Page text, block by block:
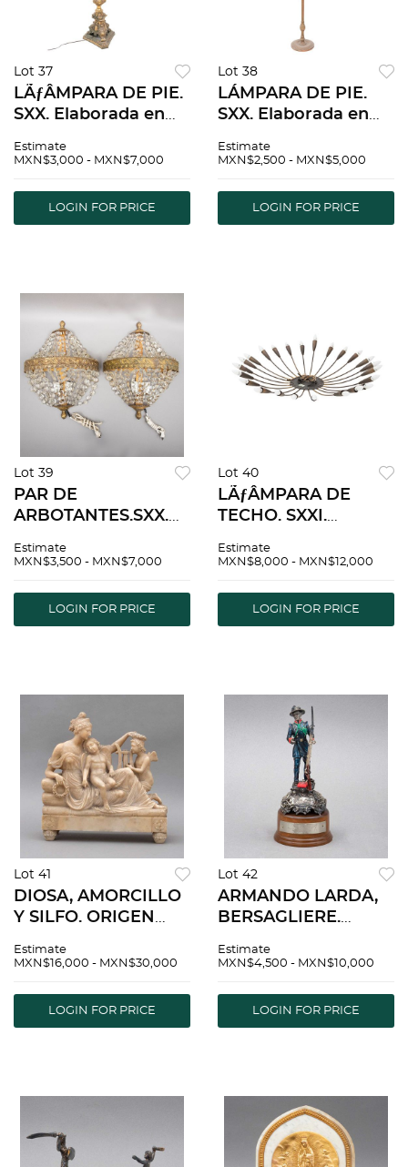
Lot 37
LÃƒÂMPARA DE PIE.
SXX. Elaborada en
torneado, decorada
elementos vegetales
y orgÃƒÂ¡nicos. Para
Estimate
MXN$3,000 - MXN$7,000
LOGIN FOR PRICE
Lot 38
LÁMPARA DE PIE.
SXX. Elaborada en
fuste torneado y
pantalla de mimbre.
Para 1 luz. 160 cm
Estimate
MXN$2,500 - MXN$5,000
LOGIN FOR PRICE
Lot 39
PAR DE
ARBOTANTES.SXX.
dorado. Decorados
Para 2 luces cada
uno. Detalles de
Estimate
MXN$3,500 - MXN$7,000
LOGIN FOR PRICE
Lot 40
LÃƒÂMPARA DE
TECHO. SXXI.
dorado. Brazos lisos.
Detalles de
conservaciÃƒÂ³n,
Estimate
MXN$8,000 - MXN$12,000
LOGIN FOR PRICE
Lot 41
DIOSA, AMORCILLO
Y SILFO. ORIGEN
DEL SXIX. Estilo
Elaborado en
alabastro.
Estimate
MXN$16,000 - MXN$30,000
LOGIN FOR PRICE
Lot 42
ARMANDO LARDA,
BERSAGLIERE.
DEL SXX. Escultura
esmalte de colores.
Firmada.
Estimate
MXN$4,500 - MXN$10,000
LOGIN FOR PRICE